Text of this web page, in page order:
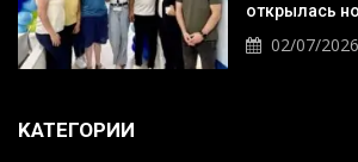
открылась
02/07/2026
KАТЕГОРИИ